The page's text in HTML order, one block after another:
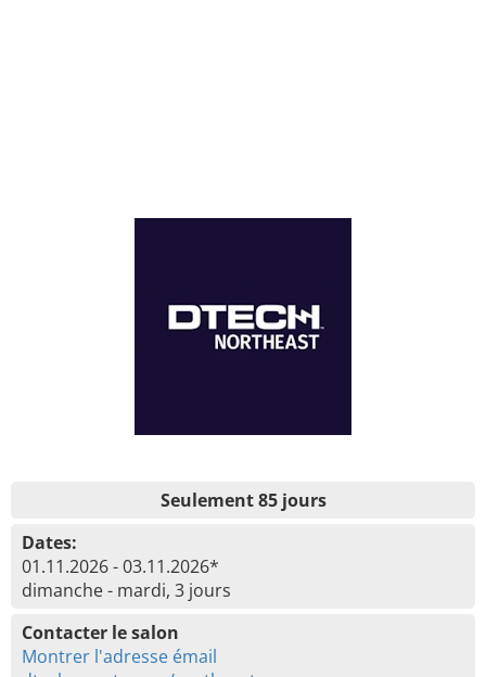
Seulement 85 jours
Dates:
01.11.2026 - 03.11.2026*
dimanche - mardi, 3 jours
Contacter le salon
Montrer l'adresse émail